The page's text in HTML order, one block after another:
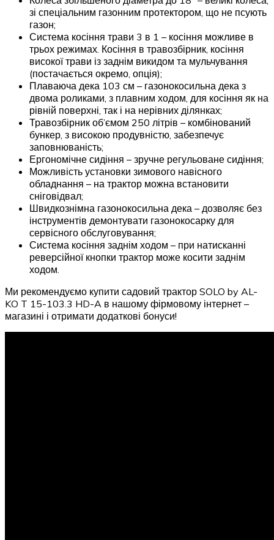
зі спеціальним газонним протектором, що не псують
газон;
Система косіння трави 3 в 1 – косіння можливе в
трьох режимах. Косіння в травозбірник, косіння
високої трави із заднім викидом та мульчування
(постачається окремо, опція);
Плаваюча дека 103 см – газонокосильна дека з
двома роликами, з плавним ходом, для косіння як на
рівній поверхні, так і на нерівних ділянках;
Травозбірник об’ємом 250 літрів – комбінований
бункер, з високою продувністю, забезпечує
заповнюваність;
Ергономічне сидіння – зручне регульоване сидіння;
Можливість установки зимового навісного
обладнання – на трактор можна встановити
сніговідвал;
Швидкознімна газонокосильна дека – дозволяє без
інструментів демонтувати газонокосарку для
сервісного обслуговування;
Система косіння заднім ходом – при натисканні
реверсійної кнопки трактор може косити заднім
ходом.
Ми рекомендуємо купити садовий трактор SOLO by AL-
KO T 15-103.3 HD-A в нашому фірмовому інтернет –
магазині і отримати додаткові бонуси!